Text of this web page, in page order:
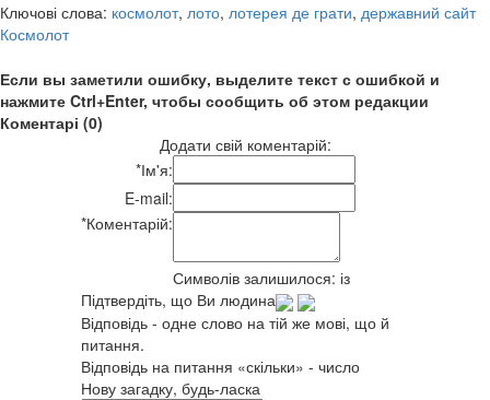
Ключові слова: космолот, лото, лотерея де грати, державний сайт
Космолот
Если вы заметили ошибку, выделите текст с ошибкой и
нажмите Ctrl+Enter, чтобы сообщить об этом редакции
Коментарі (0)
Додати свій коментарій:
*Ім'я:
E-mail:
*Коментарій:
Символів залишилося: із
Підтвердіть, що Ви людина
Відповідь - одне слово на тій же мові, що й
питання.
Відповідь на питання «скільки» - число
Нову загадку, будь-ласка